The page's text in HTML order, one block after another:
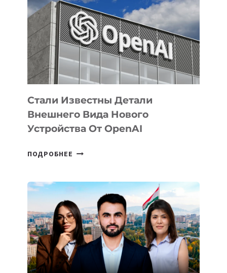
ЗАДАЧИ
ПО
РАЗВИТИЮ
ЭКОСИСТЕМЫ
ИСКУССТВЕННОГО
ИНТЕЛЛЕКТА
Стали Известны Детали
Внешнего Вида Нового
Устройства От OpenAI
ПОДРОБНЕЕ СТАЛИ
ВНЕШНЕГО
ВИДА
НОВОГО
УСТРОЙСТВА
ОТ
OPENAI